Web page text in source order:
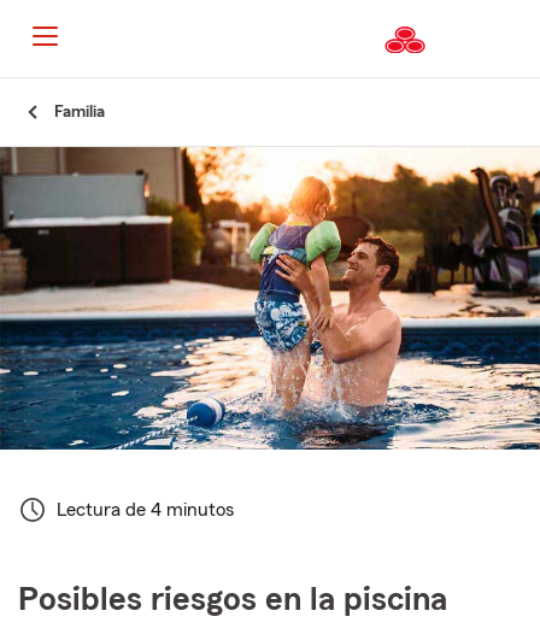
Familia
Lectura de 4 minutos
Posibles riesgos en la piscina